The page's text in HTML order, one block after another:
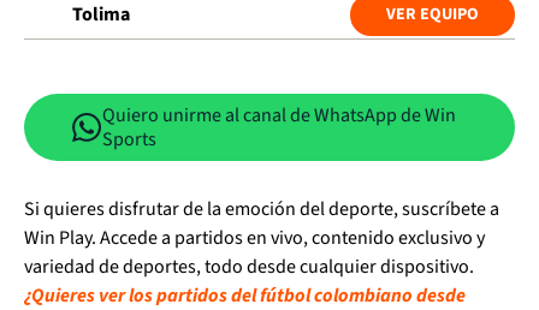
Tolima VER EQUIPO
Quiero unirme al canal de WhatsApp de Win
Sports
Si quieres disfrutar de la emoción del deporte, suscríbete a
Win Play. Accede a partidos en vivo, contenido exclusivo y
variedad de deportes, todo desde cualquier dispositivo.
¿Quieres ver los partidos del fútbol colombiano desde